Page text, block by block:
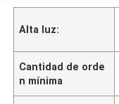
Alta luz:
Cantidad de orde
n mínima